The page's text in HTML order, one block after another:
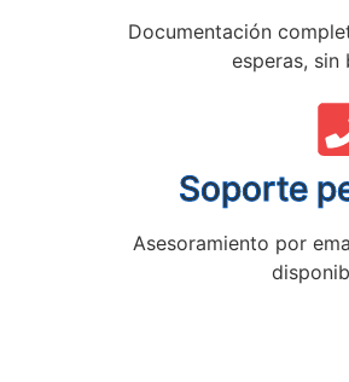
Documentación
esperas, sin
Soporte
Asesoramiento por